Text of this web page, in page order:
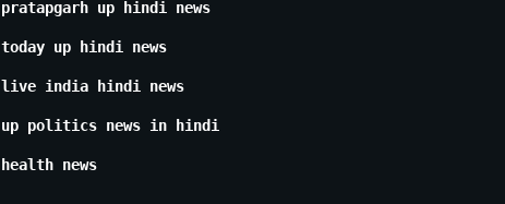
pratapgarh up hindi news
today up hindi news
live india hindi news
up politics news in hindi
health news